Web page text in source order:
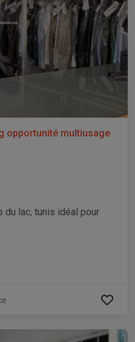
opportunité multiusage
du lac, tunis idéal pour